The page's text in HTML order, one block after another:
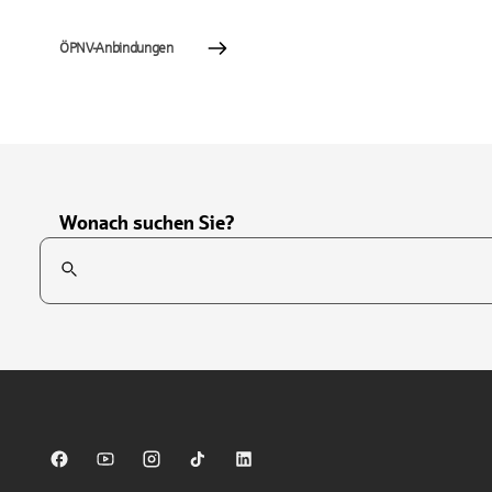
ÖPNV-Anbindungen
Wonach suchen Sie?
Suchfeld
Sparkasse auf Facebook
Sparkasse auf Youtube
Sparkasse auf Instagram
Sparkasse auf TikTok
Sparkasse auf LinkedIn